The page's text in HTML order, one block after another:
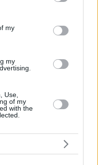
its third-party tags to
in below Google
my
my
Use,
of my
with the
πολίτες που
Υγείας τίθεται σε
γιατρούς - Τα
στις κλινικές ο ΕΟΠΥΥ